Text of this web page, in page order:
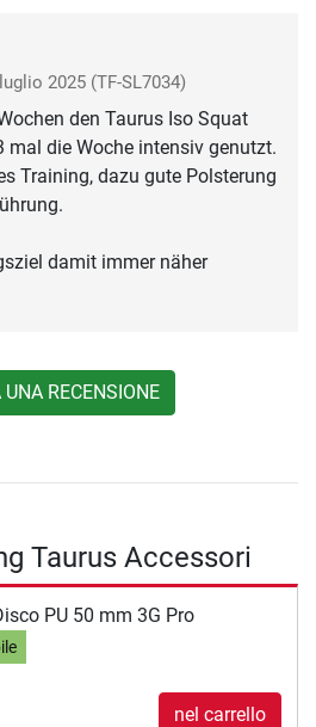
luglio 2025 (TF-SL7034)
den Taurus Iso Squat
mal die Woche intensiv genutzt.
Training, dazu gute Polsterung
UNA RECENSIONE
Taurus Accessori
PU 50 mm 3G Pro
nel carrello